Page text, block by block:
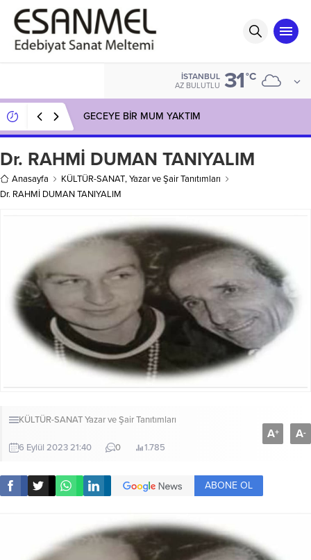
İSTANBUL
AZ BULUTLU 31°C
GECEYE BİR MUM YAKTIM
Dr. RAHMİ DUMAN TANIYALIM
Anasayfa KÜLTÜR-SANAT,Yazar ve Şair Tanıtımları
Dr. RAHMİ DUMAN TANIYALIM
KÜLTÜR-SANATYazar ve Şair Tanıtımları
6 Eylül 2023 21:40 0 1.785
A+ A-
ABONE OL